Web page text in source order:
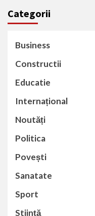
Categorii
Business
Constructii
Educatie
Internațional
Noutăți
Politica
Povești
Sanatate
Sport
Stiință